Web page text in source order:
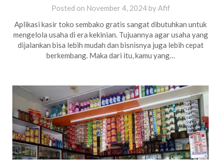
Posted on November 4, 2024byAfif
Aplikasi kasir toko sembako gratis sangat dibutuhkan untuk
mengelola usaha di era kekinian. Tujuannya agar usaha yang
dijalankan bisa lebih mudah dan bisnisnya juga lebih cepat
berkembang. Maka dari itu, kamu yang…